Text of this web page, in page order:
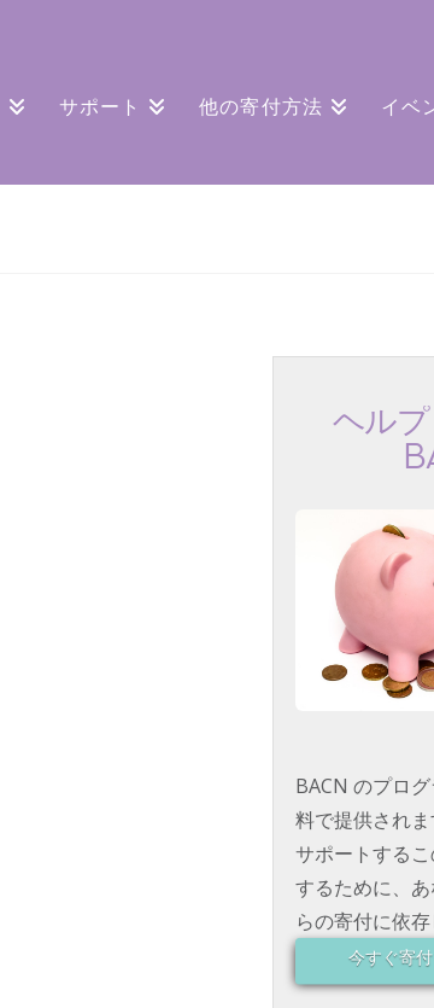
サポート 他の寄付方法 イベ
ヘルプ
BACN のプロ
料で提供され
サポートする
するために、
らの寄付に依存
今すぐ寄